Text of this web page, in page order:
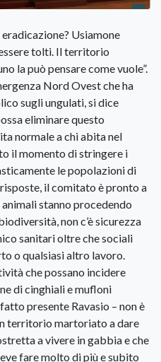
Usiamone
tolti. Il territorio
la può pensare come vuole”.
Nord Ovest che ha
sugli ungulati, si dice
eliminare questo
normale a chi abita nel
il momento di stringere i
le popolazioni di
il comitato è pronto a
stanno procedendo
non c’è sicurezza
sanitari oltre che sociali
o qualsiasi altro lavoro.
che possano incidere
di cinghiali e mufloni
presente Ravasio – non è
territorio martoriato a dare
a vivere in gabbia e che
fare molto di più e subito